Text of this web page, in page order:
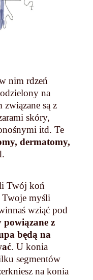
nim rdzeń
na
są z
skóry,
itd. Te
dermatomy,
Twój koń
Twoje myśli
wziąć pod
z
będą na
. U konia
segmentów
na konia